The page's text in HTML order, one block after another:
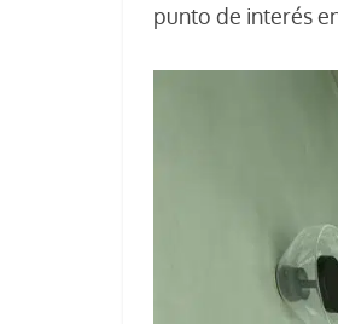
punto de interés